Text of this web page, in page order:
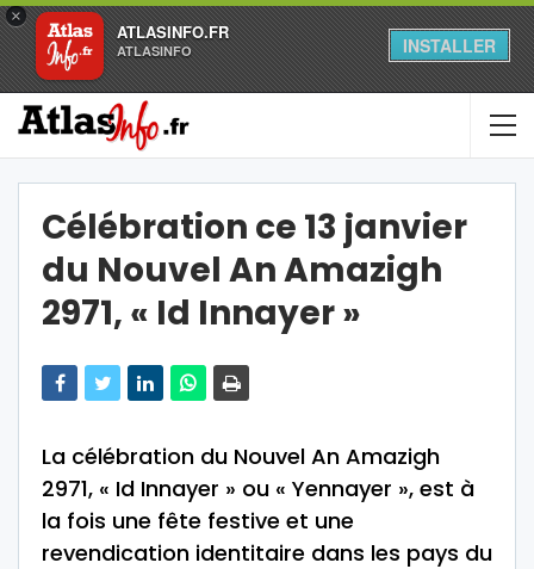
×
ATLASINFO.FR
ATLASINFO INSTALLER
Célébration ce 13 janvier
du Nouvel An Amazigh
2971, « Id Innayer »
La célébration du Nouvel An Amazigh
2971, « Id Innayer » ou « Yennayer », est à
la fois une fête festive et une
revendication identitaire dans les pays du